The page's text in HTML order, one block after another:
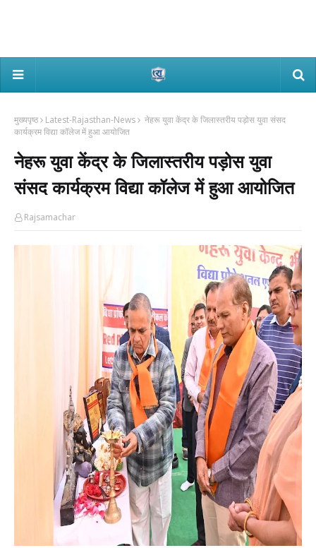
मुख्यपृष्ठ Latest-Rajasthan-News
नेहरू युवा केंद्र के जिलास्तरीय पड़ोस युवा संसद
कार्यक्रम विद्या कॉलेज में हुआ आयोजित
नेहरू युवा केंद्र के जिलास्तरीय पड़ोस युवा
संसद कार्यक्रम विद्या कॉलेज में हुआ आयोजित
Rajsamachar